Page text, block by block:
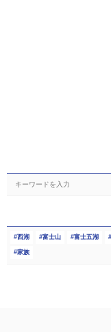
西湖 富士山 富士五湖
家族